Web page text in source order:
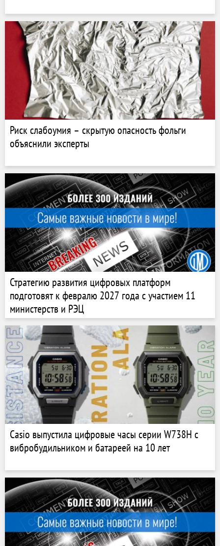
Риск слабоумия – скрытую опасность фольги
объяснили эксперты
Стратегию развития цифровых платформ
подготовят к февралю 2027 года с участием 11
министерств и РЭЦ
Casio выпустила цифровые часы серии W738H с
вибробудильником и батареей на 10 лет